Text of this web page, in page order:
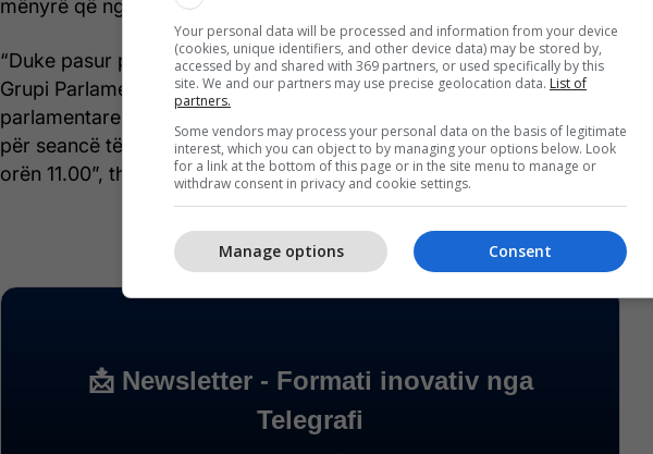
mënyrë që ngjarje të tilla të mos përsëritën më”.
“Duke pasur parasysh rëndësinë dhe urgjencën e kësaj çështjeje,
Grupi Parlamentar i LDK-së i mbështetur nga disa grupe
parlamentare dhe deputetë të pavarur, ka dorëzuar sot kërkesën
për seancë të jashtëzakonshme, për nesër me datë 22.03.2019, në
orën 11.00”, thuhet në njoftimin e LDK-së. /Telegrafi/
Your personal data will be processed and information from your device
(cookies, unique identifiers, and other device data) may be stored by,
accessed by and shared with 369 partners, or used specifically by this
site. We and our partners may use precise geolocation data. List of
partners.
Some vendors may process your personal data on the basis of legitimate
interest, which you can object to by managing your options below. Look
for a link at the bottom of this page or in the site menu to manage or
withdraw consent in privacy and cookie settings.
Consent
Manage options